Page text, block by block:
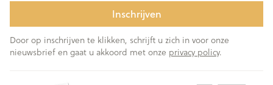
Inschrijven
Door op inschrijven te klikken, schrijft u zich in voor onze
nieuwsbrief en gaat u akkoord met onze privacy policy.